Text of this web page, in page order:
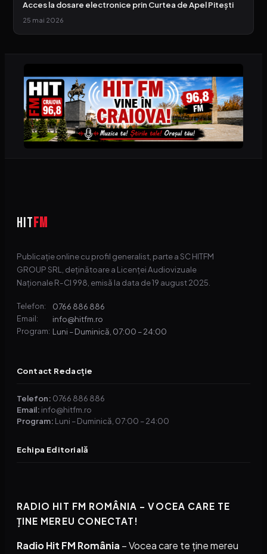
Acces la dosare electronice prin Curtea de Apel Pitești
25 mai 2026
HITFM
Publicație online cu profil generalist, parte a SC HITFM
GROUP SRL, deținătoare a Licenței Audiovizuale
Naționale R-CI 998, emisă la data de 19 august 2025.
Telefon: 0766 886 886
Email: info@hitfm.ro
Program: Luni – Duminică, 07:00 – 24:00
Contact Redacție
Telefon: 0766 886 886
Email: info@hitfm.ro
Program: Luni – Duminică, 07:00 – 24:00
Echipa Editorială
RADIO HIT FM ROMÂNIA – VOCEA CARE TE
ȚINE MEREU CONECTAT!
Radio Hit FM România – Vocea care te ține mereu